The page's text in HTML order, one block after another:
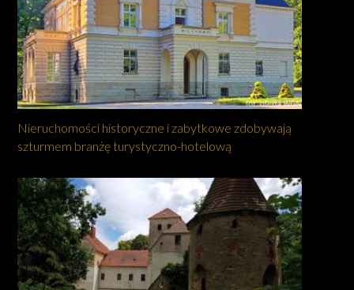
Nieruchomości historyczne i zabytkowe zdobywają
szturmem branżę turystyczno-hotelową